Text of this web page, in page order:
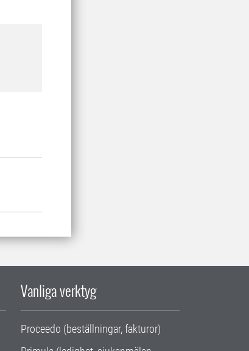
Vanliga verktyg
Proceedo (beställningar, fakturor)